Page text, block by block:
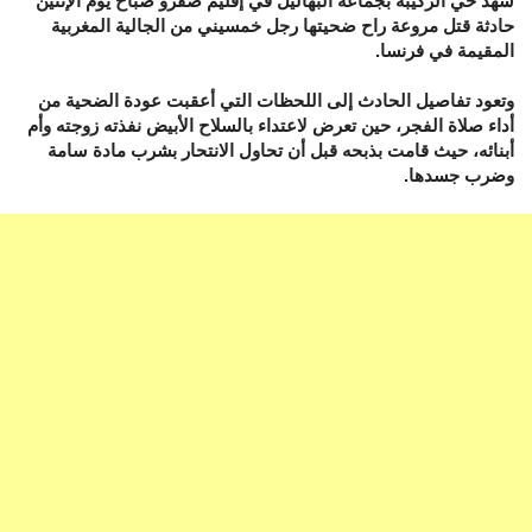
حادثة قتل مروعة راح ضحيتها رجل خمسيني من الجالية المغربية
المقيمة في فرنسا.
وتعود تفاصيل الحادث إلى اللحظات التي أعقبت عودة الضحية من
أداء صلاة الفجر، حين تعرض لاعتداء بالسلاح الأبيض نفذته زوجته وأم
أبنائه، حيث قامت بذبحه قبل أن تحاول الانتحار بشرب مادة سامة
وضرب جسدها.